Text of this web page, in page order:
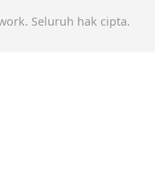
Seluruh hak cipta.